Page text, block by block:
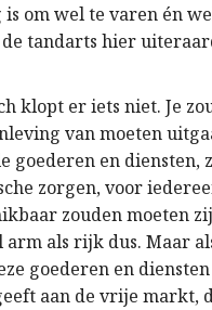
is om wel te varen én
tandarts hier
klopt er iets niet. Je
van moeten
goederen en diensten,
zorgen, voor
zouden moeten
arm als rijk dus. Maar
goederen en diensten
aan de vrije markt,